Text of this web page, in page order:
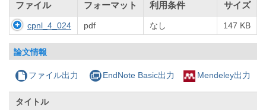
ファイル フォーマット 利用条件 サイズ
cpnl_4_024 pdf なし 147 KB
論文情報
ファイル出力 EndNote Basic出力 Mendeley出力
タイトル